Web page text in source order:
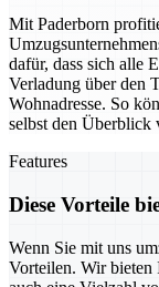
Mit Paderborn
dafür, dass sich alle
Verladung über den
Wohnadresse. So
selbst den Überblick
Features
Diese Vorteile
Wenn Sie mit uns
Vorteilen. Wir bieten